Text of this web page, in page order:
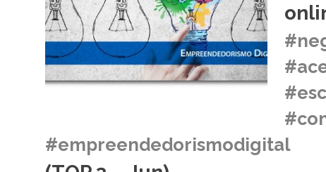
#empreendedorismodigital